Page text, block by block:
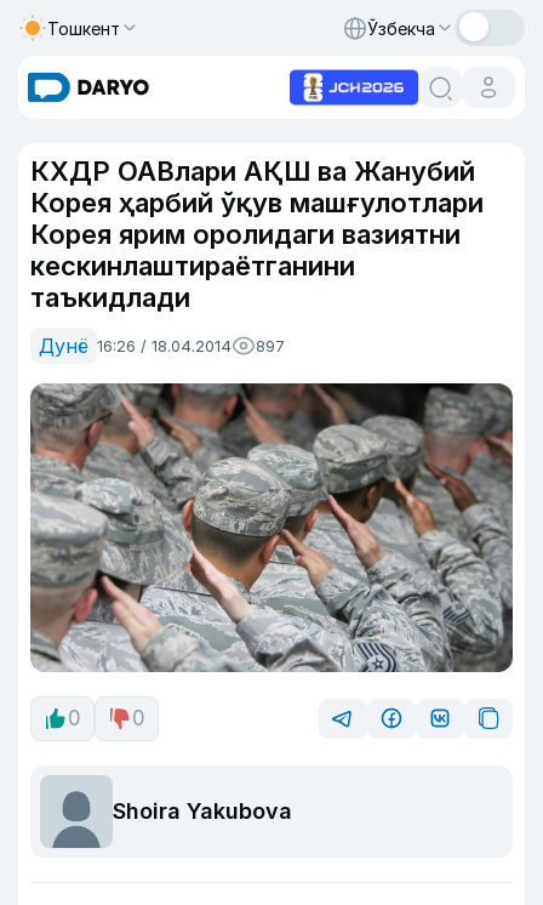
Тошкент Ўзбекча
КХДР ОАВлари АҚШ ва Жанубий
Корея ҳарбий ўқув машғулотлари
Корея ярим оролидаги вазиятни
кескинлаштираётганини
таъкидлади
Дунё 16:26 / 18.04.2014 897
0 0
Shoira Yakubova